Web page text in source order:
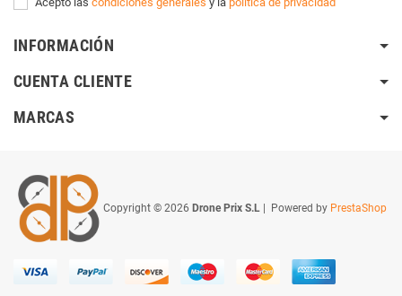
INFORMACIÓN
CUENTA CLIENTE
MARCAS
Copyright © 2026 Drone Prix S.L | Powered by PrestaShop